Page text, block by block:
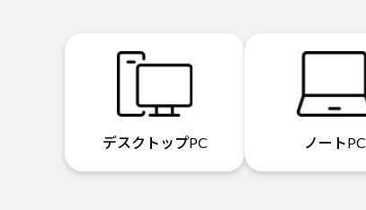
デスクトップPC ノートPC